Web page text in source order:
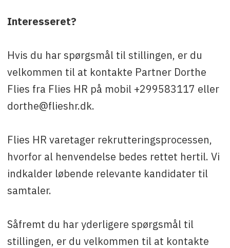
Interesseret?
Hvis du har spørgsmål til stillingen, er du
velkommen til at kontakte Partner Dorthe
Flies fra Flies HR på mobil +299583117 eller
dorthe@flieshr.dk.
Flies HR varetager rekrutteringsprocessen,
hvorfor al henvendelse bedes rettet hertil. Vi
indkalder løbende relevante kandidater til
samtaler.
Såfremt du har yderligere spørgsmål til
stillingen, er du velkommen til at kontakte